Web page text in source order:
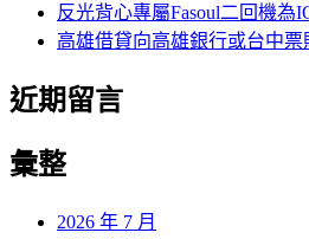
反光背心專屬Fasoul二回機為
高雄借貸向高雄銀行或台中
近期留言
彙整
2026 年 7 月